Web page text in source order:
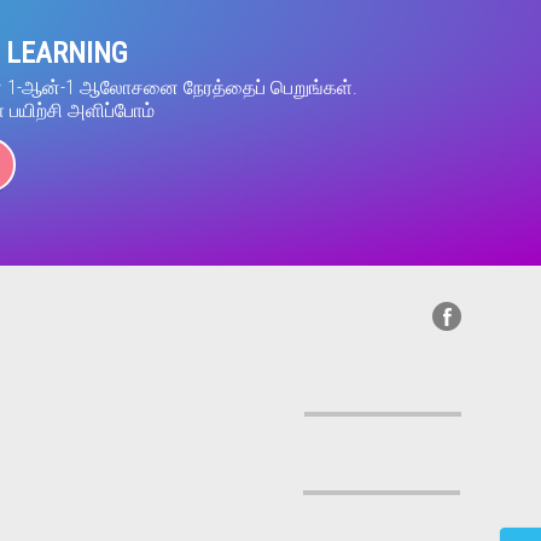
1-ஆன்-1 ஆலோசனை நேரத்தைப் பெறுங்கள்.
அளிப்போம்